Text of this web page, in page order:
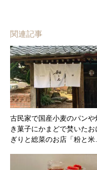
関連記事
古民家で国産小麦のパンや
き菓子にかまどで焚いたお
ぎりと総菜のお店「粉と